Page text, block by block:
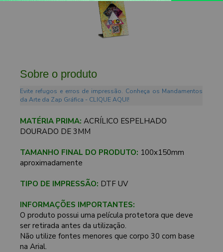
Sobre o produto
Evite refugos e erros de impressão. Conheça os Mandamentos
da Arte da Zap Gráfica - CLIQUE AQUI!
MATÉRIA PRIMA: ACRÍLICO ESPELHADO
DOURADO DE 3MM
TAMANHO FINAL DO PRODUTO: 100x150mm
aproximadamente
TIPO DE IMPRESSÃO: DTF UV
INFORMAÇÕES IMPORTANTES:
O produto possui uma película protetora que deve
ser retirada antes da utilização.
Não utilize fontes menores que corpo 30 com base
na Arial.